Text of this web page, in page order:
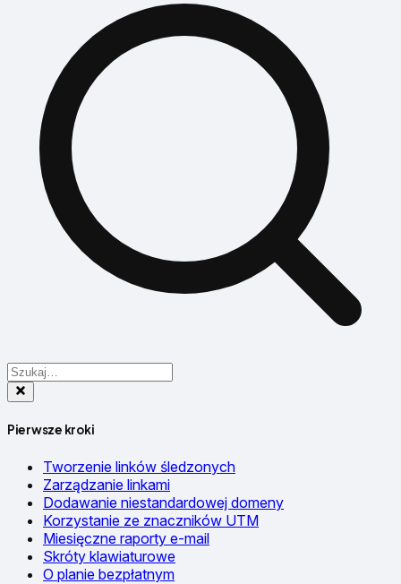
Pierwsze kroki
Tworzenie linków śledzonych
Zarządzanie linkami
Dodawanie niestandardowej domeny
Korzystanie ze znaczników UTM
Miesięczne raporty e-mail
Skróty klawiaturowe
O planie bezpłatnym